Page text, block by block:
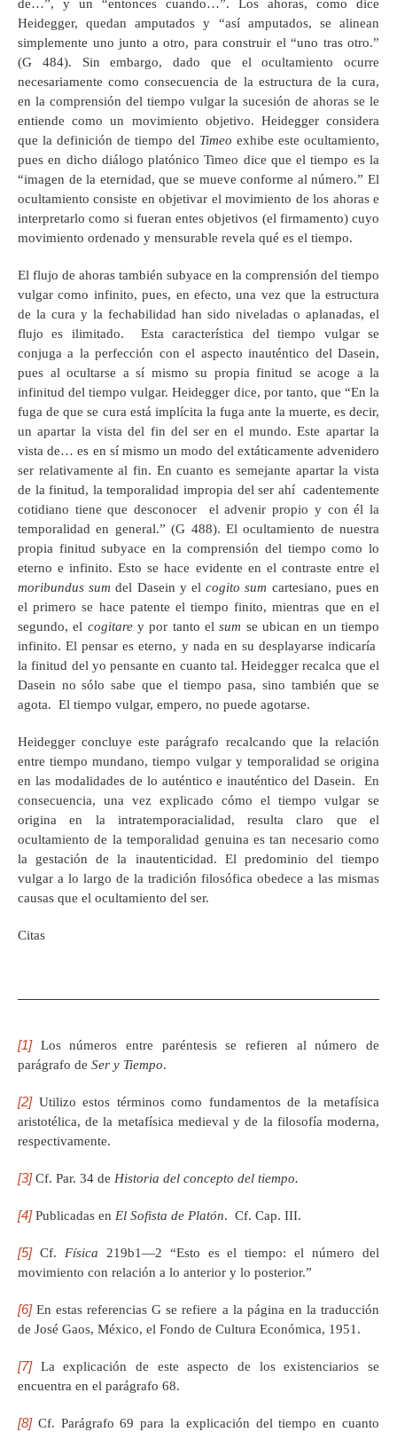
de…”, y un “entonces cuando…”. Los ahoras, como dice
Heidegger, quedan amputados y “así amputados, se alinean
simplemente uno junto a otro, para construir el “uno tras otro.”
(G 484). Sin embargo, dado que el ocultamiento ocurre
necesariamente como consecuencia de la estructura de la cura,
en la comprensión del tiempo vulgar la sucesión de ahoras se le
entiende como un movimiento objetivo. Heidegger considera
que la definición de tiempo del Timeo exhibe este ocultamiento,
pues en dicho diálogo platónico Timeo dice que el tiempo es la
“imagen de la eternidad, que se mueve conforme al número.” El
ocultamiento consiste en objetivar el movimiento de los ahoras e
interpretarlo como si fueran entes objetivos (el firmamento) cuyo
movimiento ordenado y mensurable revela qué es el tiempo.
El flujo de ahoras también subyace en la comprensión del tiempo
vulgar como infinito, pues, en efecto, una vez que la estructura
de la cura y la fechabilidad han sido niveladas o aplanadas, el
flujo es ilimitado. Esta característica del tiempo vulgar se
conjuga a la perfección con el aspecto inauténtico del Dasein,
pues al ocultarse a sí mismo su propia finitud se acoge a la
infinitud del tiempo vulgar. Heidegger dice, por tanto, que “En la
fuga de que se cura está implícita la fuga ante la muerte, es decir,
un apartar la vista del fin del ser en el mundo. Este apartar la
vista de… es en sí mismo un modo del extáticamente advenidero
ser relativamente al fin. En cuanto es semejante apartar la vista
de la finitud, la temporalidad impropia del ser ahí cadentemente
cotidiano tiene que desconocer el advenir propio y con él la
temporalidad en general.” (G 488). El ocultamiento de nuestra
propia finitud subyace en la comprensión del tiempo como lo
eterno e infinito. Esto se hace evidente en el contraste entre el
moribundus sum del Dasein y elcogito sum cartesiano, pues en
el primero se hace patente el tiempo finito, mientras que en el
segundo, el cogitarey por tanto elsum se ubican en un tiempo
infinito. El pensar es eterno, y nada en su desplayarse indicaría
la finitud del yo pensante en cuanto tal. Heidegger recalca que el
Dasein no sólo sabe que el tiempo pasa, sino también que se
agota. El tiempo vulgar, empero, no puede agotarse.
Heidegger concluye este parágrafo recalcando que la relación
entre tiempo mundano, tiempo vulgar y temporalidad se origina
en las modalidades de lo auténtico e inauténtico del Dasein. En
consecuencia, una vez explicado cómo el tiempo vulgar se
origina en la intratemporacialidad, resulta claro que el
ocultamiento de la temporalidad genuina es tan necesario como
la gestación de la inautenticidad. El predominio del tiempo
vulgar a lo largo de la tradición filosófica obedece a las mismas
causas que el ocultamiento del ser.
Citas
[1]Los números entre paréntesis se refieren al número de
parágrafo de Ser y Tiempo.
[2]Utilizo estos términos como fundamentos de la metafísica
aristotélica, de la metafísica medieval y de la filosofía moderna,
respectivamente.
[3]Cf. Par. 34 de Historia del concepto del tiempo.
[4]Publicadas en El Sofista de Platón. Cf. Cap. III.
[5]Cf. Física 219b1—2 “Esto es el tiempo: el número del
movimiento con relación a lo anterior y lo posterior.”
[6]En estas referencias G se refiere a la página en la traducción
de José Gaos, México, el Fondo de Cultura Económica, 1951.
[7]La explicación de este aspecto de los existenciarios se
encuentra en el parágrafo 68.
[8]Cf. Parágrafo 69 para la explicación del tiempo en cuanto